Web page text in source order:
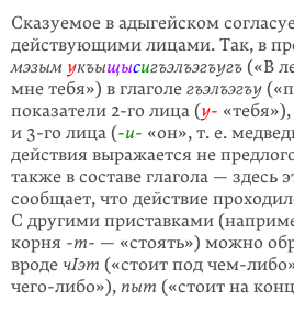
Сказуемое в адыгейском
действующими лицами. Так, в
мэзым укъыщысигъэлъэгъугъ («В
мне тебя») в глаголе гъэлъэгъу
показатели 2-го лица (у- «тебя»),
и 3-го лица (-и- «он», т. е.
действия выражается не
также в составе глагола — здесь
сообщает, что действие
С другими приставками
корня -т- — «стоять») можно
вроде чIэт («стоит под чем-
чего-либо»), пыт («стоит на